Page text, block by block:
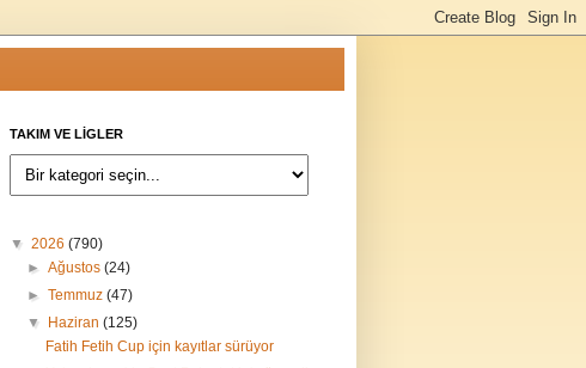
TAKIM VE LİGLER
▼ 2026 (790)
►Ağustos(24)
►Temmuz(47)
▼
Haziran(125)
Fatih Fetih Cup için kayıtlar sürüyor